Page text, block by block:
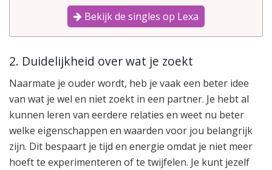
Bekijk de singles op Lexa
2. Duidelijkheid over wat je zoekt
Naarmate je ouder wordt, heb je vaak een beter idee
van wat je wel en niet zoekt in een partner. Je hebt al
kunnen leren van eerdere relaties en weet nu beter
welke eigenschappen en waarden voor jou belangrijk
zijn. Dit bespaart je tijd en energie omdat je niet meer
hoeft te experimenteren of te twijfelen. Je kunt jezelf